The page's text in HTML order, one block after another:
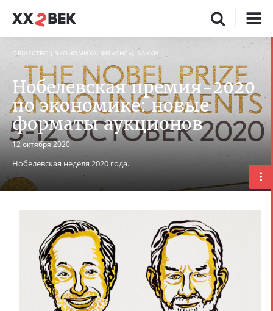
ОБЩЕСТВО ЭКОНОМИКА, ФИНАНСЫ, БАНКИ
Нобелевская премия-2020
по экономике: новые
форматы аукционов
12 октября 2020
Нобелевская неделя 2020 года.